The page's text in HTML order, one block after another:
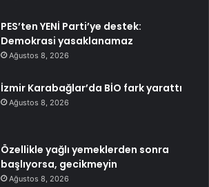
PES’ten YENİ Parti’ye destek:
Demokrasi yasaklanamaz
Ağustos 8, 2026
İzmir Karabağlar’da BİO fark yarattı
Ağustos 8, 2026
Özellikle yağlı yemeklerden sonra
başlıyorsa, gecikmeyin
Ağustos 8, 2026